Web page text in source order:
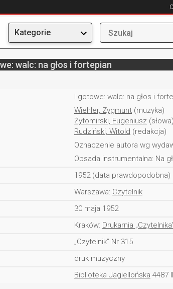
Kategorie
walc: na głos i fortepian
I gotowe: walc: na głos i
Wiehler, Zygmunt (muzyka)
Żytomirski, Eugeniusz (słowa)
Rudziński, Witold (redakcja)
Oznaczenie autora wg
Obsada instrumentalna: Na
1952 (data prawdopodobna)
Warszawa: Czytelnik
30 maja 1952
Kraków: Drukarnia
„Czytelnik” Nr 315
druk muzyczny
Biblioteka Jagiellońska 4487